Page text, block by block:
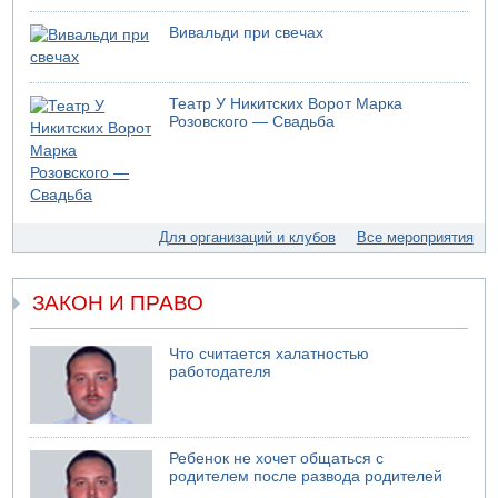
05.08.2026 13:49
На севере Израиля на берег выбросило тело
05.08.2026 13:32
В России горят новые склады
05.08.2026 10:19
Хуситы сообщают об атаке по Саудовскому танкеру
05.08.2026 10:16
Левые активисты пытались ворваться в офис
"Религиозного сионизма"
В Дубае поднимается дым над портом
05.08.2026 06:41
Еще один меморандум для Ирана
Вивальди при свечах
Театр У Никитских Ворот Марка
Розовского — Свадьба
Для организаций и клубов Все мероприятия
ЗАКОН И ПРАВО
Что считается халатностью
работодателя
Ребенок не хочет общаться с
родителем после развода родителей